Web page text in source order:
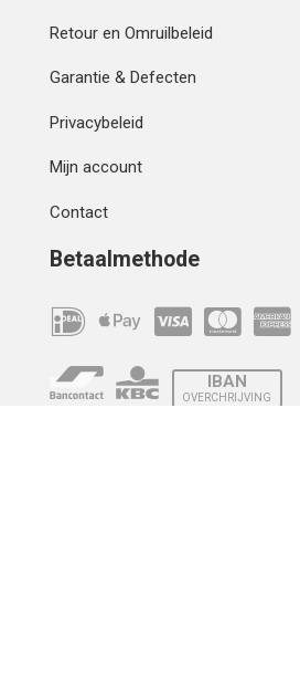
Retour en Omruilbeleid
Garantie & Defecten
Privacybeleid
Mijn account
Contact
Betaalmethode
IBAN
OVERCHRIJVING